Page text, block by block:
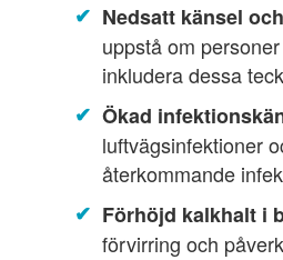
Nedsatt känsel
uppstå om
inkludera dessa
Ökad
luftvägsinfektioner
återkommande
Förhöjd kalkhalt i
förvirring och